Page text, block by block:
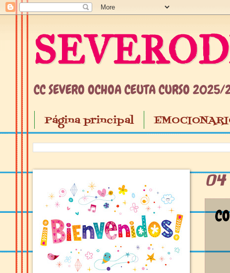
CC SEVERO OCHOA CEUTA CURSO
Página principal
04